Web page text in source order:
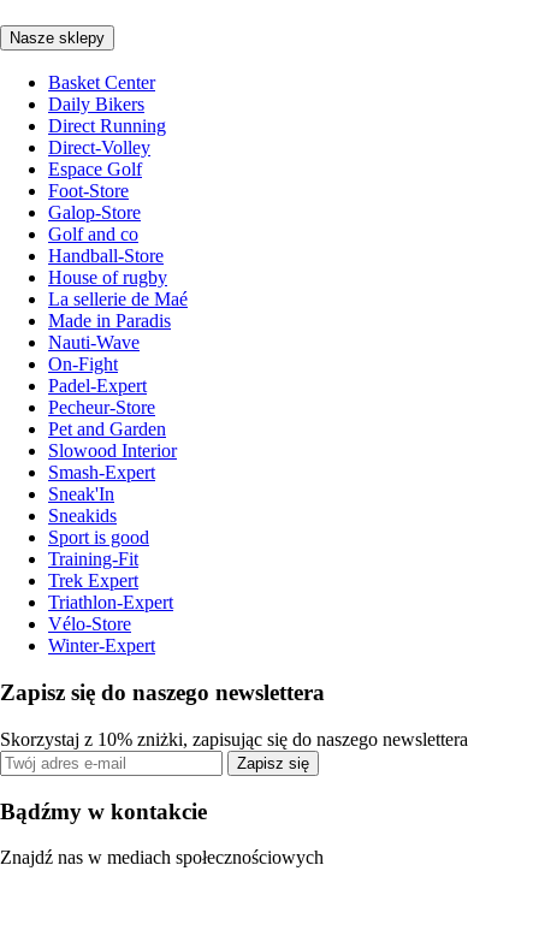
Nasze sklepy
Basket Center
Daily Bikers
Direct Running
Direct-Volley
Espace Golf
Foot-Store
Galop-Store
Golf and co
Handball-Store
House of rugby
La sellerie de Maé
Made in Paradis
Nauti-Wave
On-Fight
Padel-Expert
Pecheur-Store
Pet and Garden
Slowood Interior
Smash-Expert
Sneak'In
Sneakids
Sport is good
Training-Fit
Trek Expert
Triathlon-Expert
Vélo-Store
Winter-Expert
Zapisz się do naszego newslettera
Skorzystaj z 10% zniżki, zapisując się do naszego newslettera
Zapisz się
Bądźmy w kontakcie
Znajdź nas w mediach społecznościowych